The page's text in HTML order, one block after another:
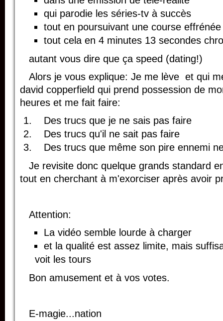
qui parodie les séries-tv à succès
tout en poursuivant une course
tout cela en 4 minutes 13 secondes
autant vous dire que ça speed (dating!)
Alors je vous explique: Je me lève et qui
david copperfield qui prend possession de
heures et me fait faire:
Des trucs que je ne sais pas faire
Des trucs qu'il ne sait pas faire
Des trucs que même son pire ennemi
Je revisite donc quelque grands standard
tout en cherchant à m'exorciser après avoir
Attention:
La vidéo semble lourde à charger
et la qualité est assez limite, mais
voit les tours
Bon amusement et à vos votes.
E-magie...nation